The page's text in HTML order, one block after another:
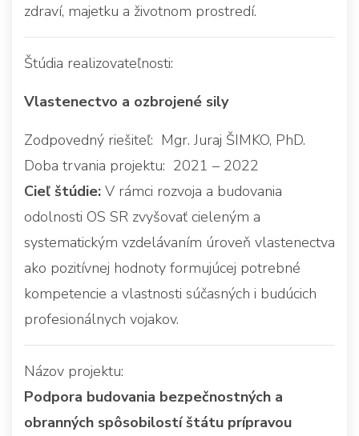
zdraví, majetku a životnom prostredí.
Štúdia realizovateľnosti:
Vlastenectvo a ozbrojené sily
Zodpovedný riešiteľ: Mgr. Juraj ŠIMKO, PhD.
Doba trvania projektu: 2021 – 2022
Cieľ štúdie: V rámci rozvoja a budovania
odolnosti OS SR zvyšovať cieleným a
systematickým vzdelávaním úroveň vlastenectva
ako pozitívnej hodnoty formujúcej potrebné
kompetencie a vlastnosti súčasných i budúcich
profesionálnych vojakov.
Názov projektu:
Podpora budovania bezpečnostných a
obranných spôsobilostí štátu prípravou